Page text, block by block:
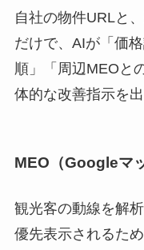
自社の物件URLと
だけで、AIが「価
順」「周辺MEOと
体的な改善指示を出
MEO（Googleマ
観光客の動線を解
優先表示されるた